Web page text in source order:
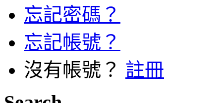
忘記密碼？
忘記帳號？
沒有帳號？ 註冊